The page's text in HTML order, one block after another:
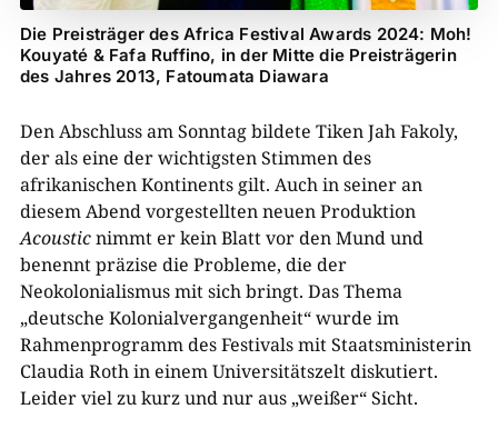
Die Preisträger des Africa Festival Awards 2024: Moh!
Kouyaté & Fafa Ruffino, in der Mitte die Preisträgerin
des Jahres 2013, Fatoumata Diawara
Den Abschluss am Sonntag bildete Tiken Jah Fakoly,
der als eine der wichtigsten Stimmen des
afrikanischen Kontinents gilt. Auch in seiner an
diesem Abend vorgestellten neuen Produktion
Acousticnimmt er kein Blatt vor den Mund und
benennt präzise die Probleme, die der
Neokolonialismus mit sich bringt. Das Thema
„deutsche Kolonialvergangenheit“ wurde im
Rahmenprogramm des Festivals mit Staatsministerin
Claudia Roth in einem Universitätszelt diskutiert.
Leider viel zu kurz und nur aus „weißer“ Sicht.